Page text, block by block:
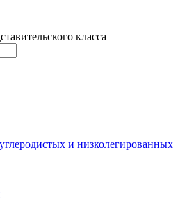
класса
и низколегированных